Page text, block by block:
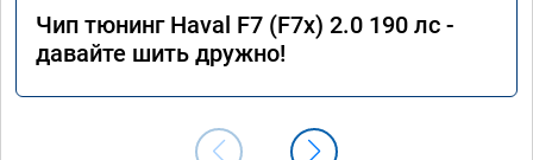
Чип тюнинг Haval F7 (F7x) 2.0 190 лс -
давайте шить дружно!